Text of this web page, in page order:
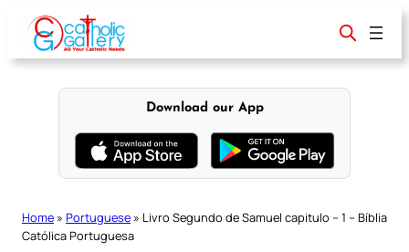
content
Download our App
Home » Portuguese » Livro Segundo de Samuel capitulo – 1 – Bíblia
Católica Portuguesa